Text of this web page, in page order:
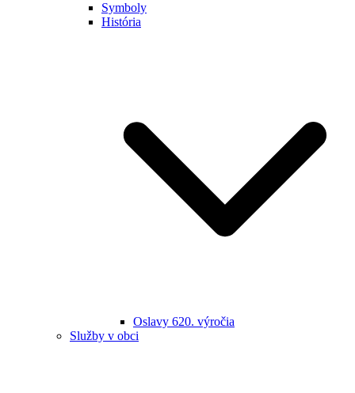
Symboly
História
Oslavy 620. výročia
Služby v obci